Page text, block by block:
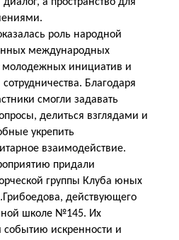
роль народной
международных
молодежных инициатив и
Благодаря
смогли задавать
делиться взглядами и
укрепить
взаимодействие.
придали
группы Клуба юных
действующего
школе №145. Их
событию искренности и